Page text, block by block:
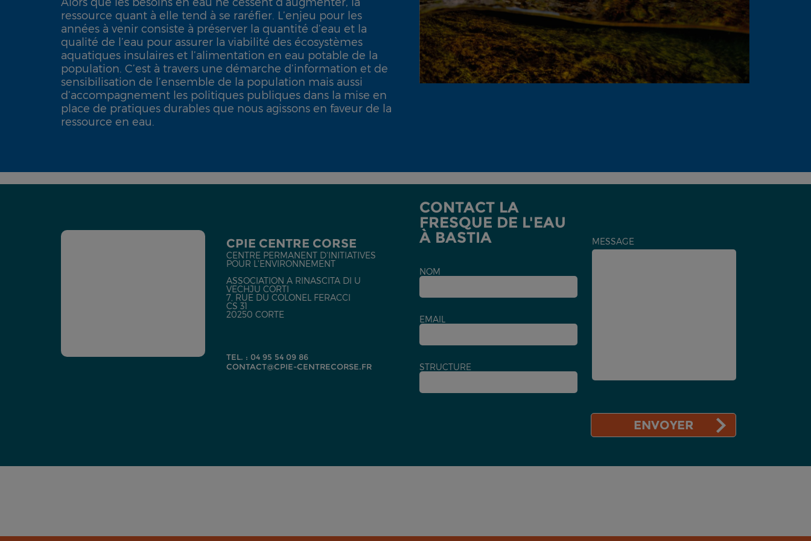
ressource quant à elle tend à se raréfier. L’enjeu pour les
années à venir consiste à préserver la quantité d’eau et la
qualité de l’eau pour assurer la viabilité des écosystèmes
aquatiques insulaires et l’alimentation en eau potable de la
population. C’est à travers une démarche d’information et de
sensibilisation de l’ensemble de la population mais aussi
d’accompagnement les politiques publiques dans la mise en
place de pratiques durables que nous agissons en faveur de la
ressource en eau.
CPIE CENTRE CORSE
CENTRE PERMANENT D'INITIATIVES
POUR L'ENVIRONNEMENT
ASSOCIATION A RINASCITA DI U
VECHJU CORTI
7, RUE DU COLONEL FERACCI
CS 31
20250 CORTE
TEL. : 04 95 54 09 86
CONTACT@CPIE-CENTRECORSE.FR
CONTACT LA
FRESQUE DE L'EAU
À BASTIA
NOM
EMAIL
STRUCTURE
MESSAGE